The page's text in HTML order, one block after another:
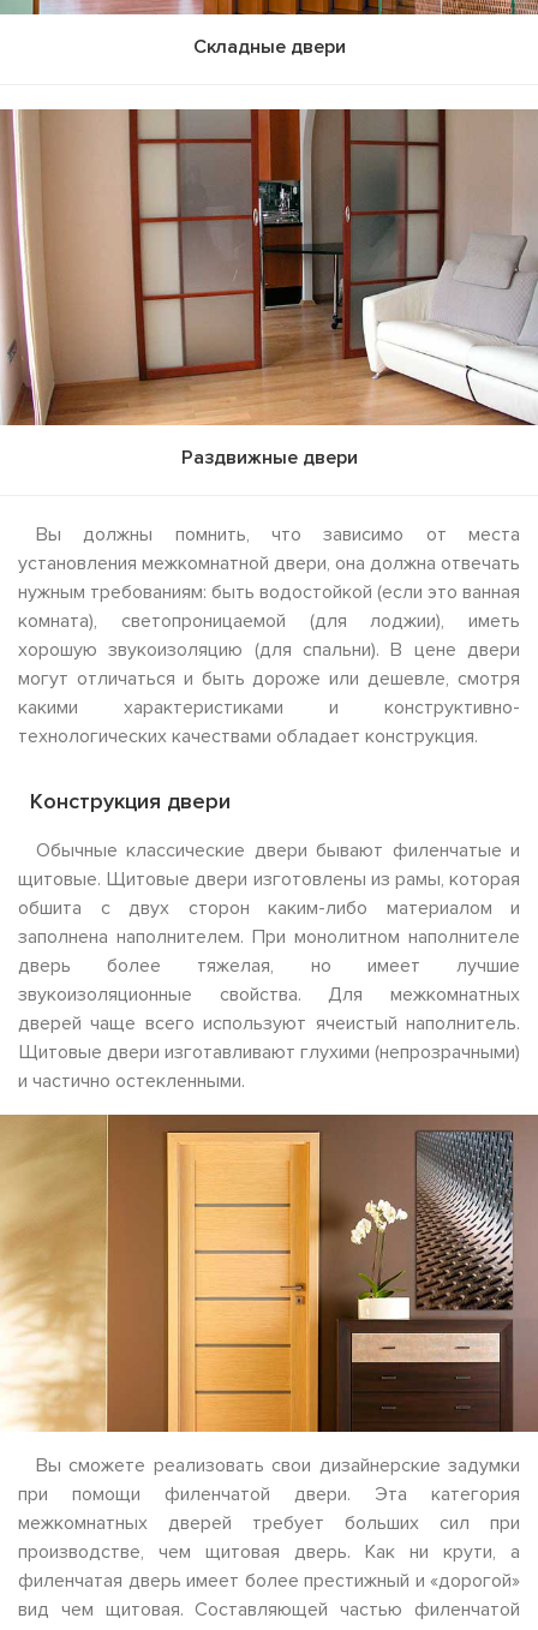
Складные двери
Раздвижные двери
Вы должны помнить, что зависимо от места
установления межкомнатной двери, она должна отвечать
нужным требованиям: быть водостойкой (если это ванная
комната), светопроницаемой (для лоджии), иметь
хорошую звукоизоляцию (для спальни). В цене двери
могут отличаться и быть дороже или дешевле, смотря
какими характеристиками и конструктивно-
технологических качествами обладает конструкция.
Конструкция двери
Обычные классические двери бывают филенчатые и
щитовые. Щитовые двери изготовлены из рамы, которая
обшита с двух сторон каким-либо материалом и
заполнена наполнителем. При монолитном наполнителе
дверь более тяжелая, но имеет лучшие
звукоизоляционные свойства. Для межкомнатных
дверей чаще всего используют ячеистый наполнитель.
Щитовые двери изготавливают глухими (непрозрачными)
и частично остекленными.
Вы сможете реализовать свои дизайнерские задумки
при помощи филенчатой двери. Эта категория
межкомнатных дверей требует больших сил при
производстве, чем щитовая дверь. Как ни крути, а
филенчатая дверь имеет более престижный и «дорогой»
вид чем щитовая. Составляющей частью филенчатой